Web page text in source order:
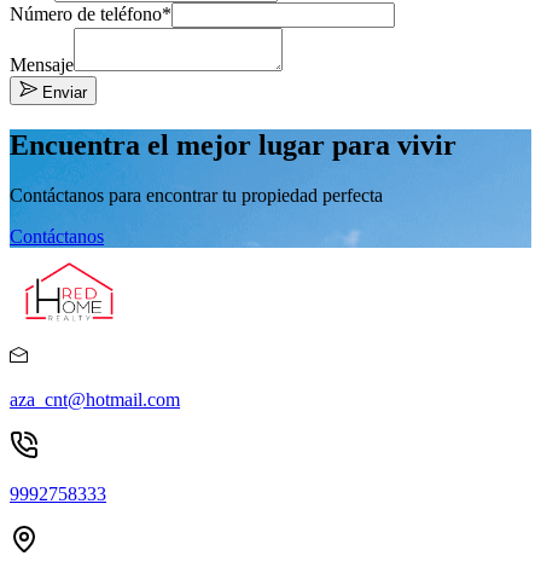
Número de teléfono*
Mensaje
Enviar
Encuentra el mejor lugar para vivir
Contáctanos para encontrar tu propiedad perfecta
Contáctanos
aza_cnt@hotmail.com
9992758333